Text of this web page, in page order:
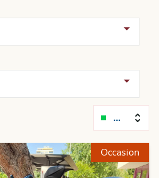
Rilevanza
Occasion